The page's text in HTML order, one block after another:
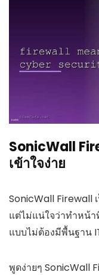
SonicWall
เข้าใจง่าย
SonicWall Firewall
แต่ไม่แน่ใจว่าทำหน้
แบบไม่ต้องมีพื้นฐาน
พูดง่ายๆ SonicWall